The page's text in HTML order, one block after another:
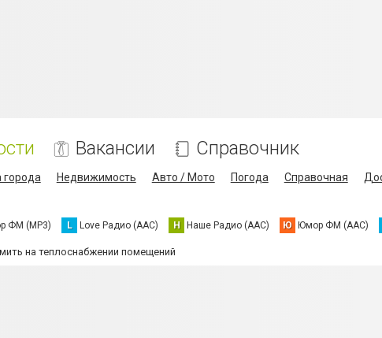
Вакансии Справочник
города Недвижимость Авто / Мото Погода Справочная
ФМ (MP3) L Love Радио (AAC) Н Наше Радио (AAC) Ю Юмор ФМ (AAC)
на теплоснабжении помещений